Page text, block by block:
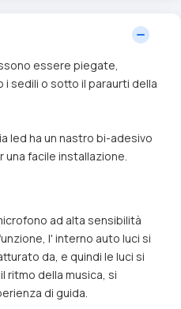
essere piegate,
sedili o sotto il paraurti della
led ha un nastro bi-adesivo
facile installazione.
ad alta sensibilità
l' interno auto luci si
da, e quindi le luci si
ritmo della musica, si
di guida.